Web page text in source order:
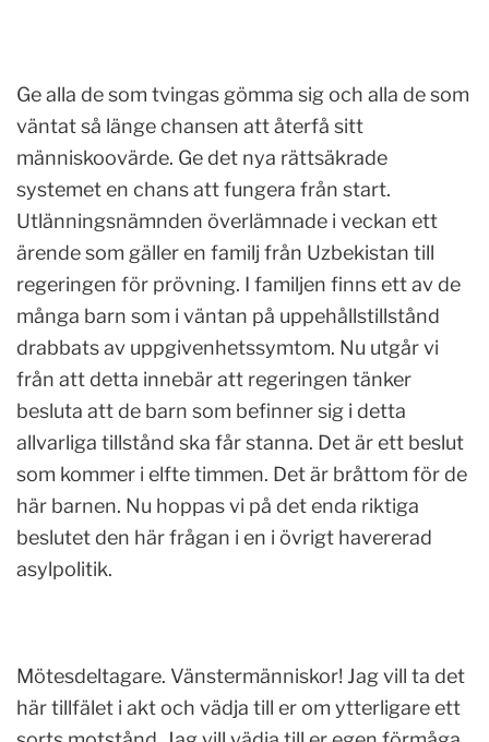
Ge alla de som tvingas gömma sig och alla de som
väntat så länge chansen att återfå sitt
människoovärde. Ge det nya rättsäkrade
systemet en chans att fungera från start.
Utlänningsnämnden överlämnade i veckan ett
ärende som gäller en familj från Uzbekistan till
regeringen för prövning. I familjen finns ett av de
många barn som i väntan på uppehållstillstånd
drabbats av uppgivenhetssymtom. Nu utgår vi
från att detta innebär att regeringen tänker
besluta att de barn som befinner sig i detta
allvarliga tillstånd ska får stanna. Det är ett beslut
som kommer i elfte timmen. Det är bråttom för de
här barnen. Nu hoppas vi på det enda riktiga
beslutet den här frågan i en i övrigt havererad
asylpolitik.
Mötesdeltagare. Vänstermänniskor! Jag vill ta det
här tillfälet i akt och vädja till er om ytterligare ett